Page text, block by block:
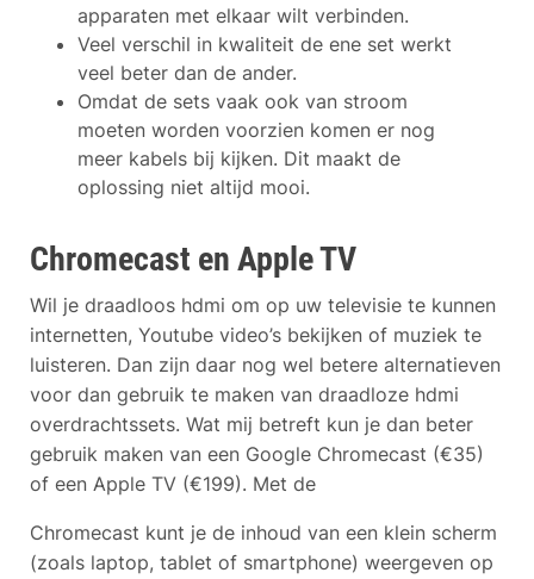
apparaten met elkaar wilt verbinden.
Veel verschil in kwaliteit de ene set werkt
veel beter dan de ander.
Omdat de sets vaak ook van stroom
moeten worden voorzien komen er nog
meer kabels bij kijken. Dit maakt de
oplossing niet altijd mooi.
Chromecast en Apple TV
Wil je draadloos hdmi om op uw televisie te kunnen
internetten, Youtube video’s bekijken of muziek te
luisteren. Dan zijn daar nog wel betere alternatieven
voor dan gebruik te maken van draadloze hdmi
overdrachtssets. Wat mij betreft kun je dan beter
gebruik maken van een Google Chromecast (€35)
of een Apple TV (€199). Met de
Chromecast kunt je de inhoud van een klein scherm
(zoals laptop, tablet of smartphone) weergeven op